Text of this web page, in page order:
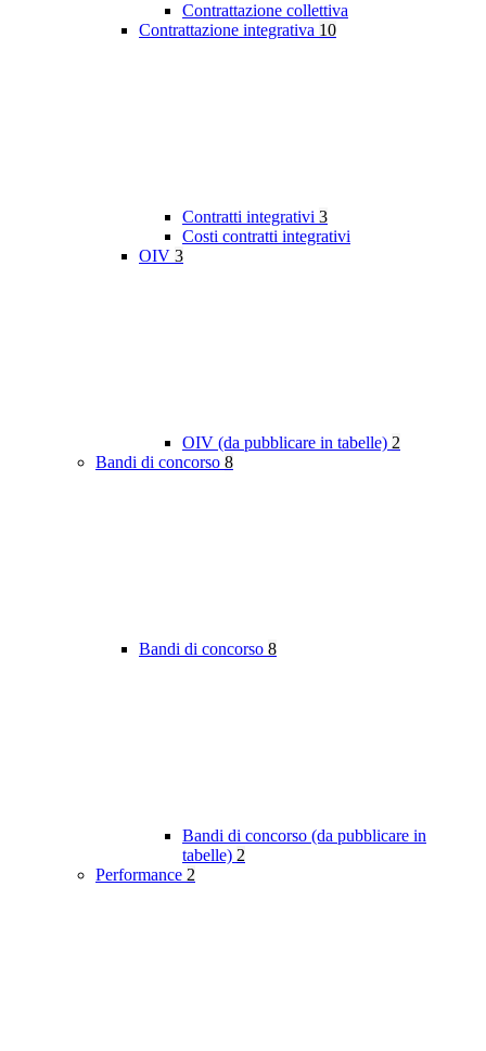
Contrattazione collettiva
Contrattazione integrativa 10
Contratti integrativi 3
Costi contratti integrativi
OIV 3
OIV (da pubblicare in tabelle) 2
Bandi di concorso 8
Bandi di concorso 8
Bandi di concorso (da pubblicare in
tabelle) 2
Performance 2